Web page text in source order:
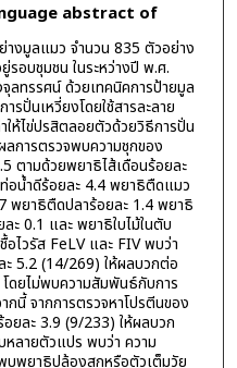
abstract of
างมูลแมว จำนวน 835 ตัวอย่าง
รอบชุมชน ในระหว่างปี พ.ศ.
ลทรรศน์ ด้วยเทคนิคการป้ายมูล
รปั่นเหวี่ยงโดยใช้สารละลาย
ห้ไข่ปรสิตลอยตัวด้วยวิธีการปั่น
ลการตรวจพบความชุกของ
ตามด้วยพยาธิไส้เดือนร้อยละ
อน้ำดีร้อยละ 4.4 พยาธิตืดแมว
พยาธิตืดปลาร้อยละ 1.4 พยาธิ
0.1 และ พยาธิใบไม้ในตับ
อไวรัส FeLV และ FIV พบว่า
5.2 (14/269) ให้ผลบวกต่อ
ดยไม่พบความสัมพันธ์กับการ
กนี้ จากการตรวจหาโปรตีนของ
ยละ 3.9 (9/233) ให้ผลบวก
หลายตัวแปร พบว่า ความ
บพยาธิปล้องสุกหรือตัวเต็มวัย